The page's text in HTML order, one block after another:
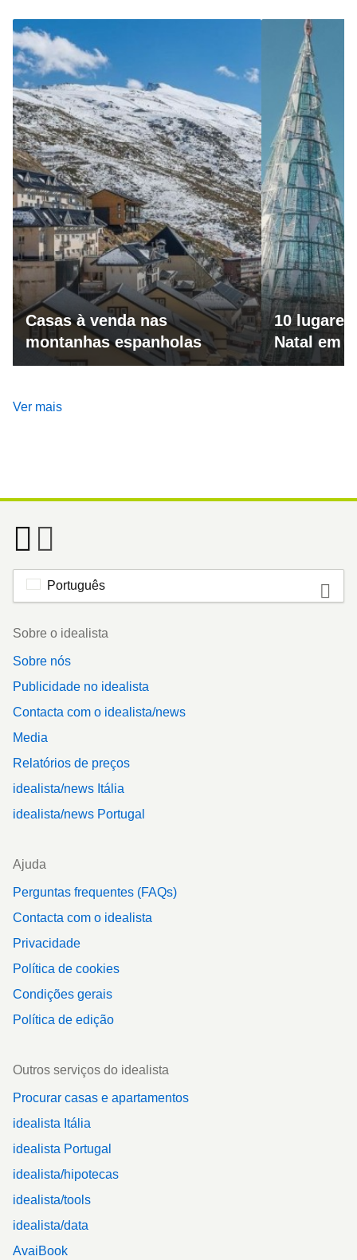
Casas à venda nas
montanhas espanholas
10
Natal em
Ver mais
Português
Footer
Sobre o idealista
Sobre nós
Publicidade no idealista
Contacta com o idealista/news
Media
Relatórios de preços
idealista/news Itália
idealista/news Portugal
Ajuda
Perguntas frequentes (FAQs)
Contacta com o idealista
Privacidade
Política de cookies
Condições gerais
Política de edição
Outros serviços do idealista
Procurar casas e apartamentos
idealista Itália
idealista Portugal
idealista/hipotecas
idealista/tools
idealista/data
AvaiBook